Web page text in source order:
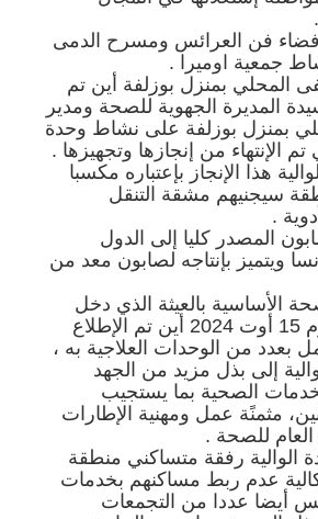
فضاء فن العرائس ومسرح الدمى
جمعية اوميرا .
المحلي بمنزل بوزلفة أين تم
المديرة الجهوية للصحة ومدير
بمنزل بوزلفة على نشاط وحدة
تم الإنتهاء من إنجازها وتجهيزها .
هذا الإنجاز بإعتباره مكسبا
سيجنيهم مشقة التنقل
.
المصدر كليا إلى الدول
ويتميز بإنتاجه لصابون معد من
الأساسية بالعيثة الذي دخل
حيز الإستغلال يوم 15 أوت 2024 أين تم الإطلاع
من الوحدات العلاجية به ،
إلى بذل مزيد من الجهد
الصحية بما يستجيب
مثمنًة عمل ومهنية الإطارات
للصحة .
الوالية رفقة متساكني منطقة
عدم ربط مساكنهم بخدمات
أيضا عددا من التجمعات